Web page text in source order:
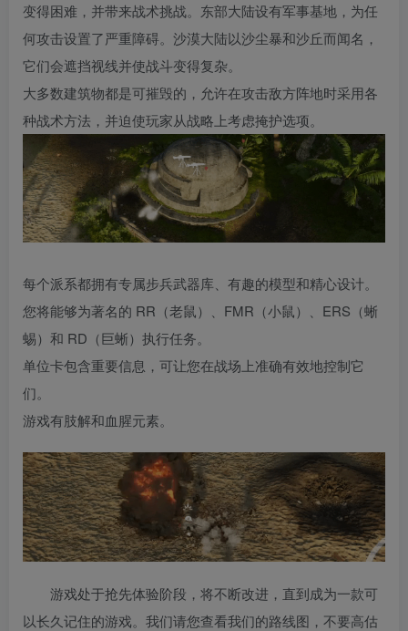
变得困难，并带来战术挑战。东部大陆设有军事基地，为任
何攻击设置了严重障碍。沙漠大陆以沙尘暴和沙丘而闻名，
它们会遮挡视线并使战斗变得复杂。
大多数建筑物都是可摧毁的，允许在攻击敌方阵地时采用各
种战术方法，并迫使玩家从战略上考虑掩护选项。
每个派系都拥有专属步兵武器库、有趣的模型和精心设计。
您将能够为著名的 RR（老鼠）、FMR（小鼠）、ERS（蜥
蜴）和 RD（巨蜥）执行任务。
单位卡包含重要信息，可让您在战场上准确有效地控制它
们。
游戏有肢解和血腥元素。
游戏处于抢先体验阶段，将不断改进，直到成为一款可
以长久记住的游戏。我们请您查看我们的路线图，不要高估